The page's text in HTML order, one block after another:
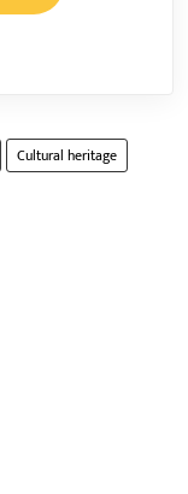
Cultural heritage